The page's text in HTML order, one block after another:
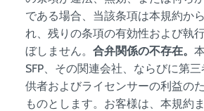
である場合、当該条項は本規約か
れ、残りの条項の有効性および執
ぼしません。 合弁関係の不存在。
SFP、その関連会社、ならびに第
供者およびライセンサーの利益の
ものとします。お客様は、本規約